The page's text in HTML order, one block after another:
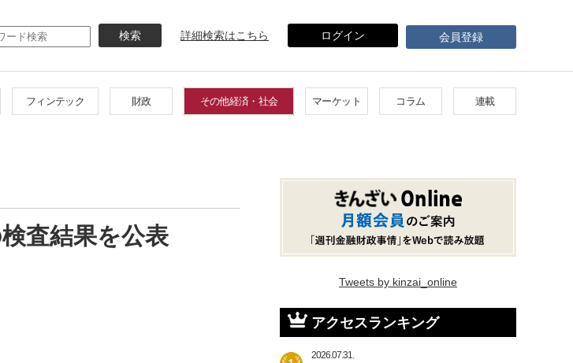
イ
ン
テ
ン
詳細検索はこちら ログイン 会員登録
フィンテック 財政 その他経済・社会 マーケット コラム 連載
査結果を公表
Tweets by kinzai_online
アクセスランキング
2026.07.31.